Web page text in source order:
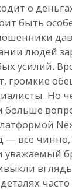
о
быть
людей
усилий.
громкие
Но
— все чинно,